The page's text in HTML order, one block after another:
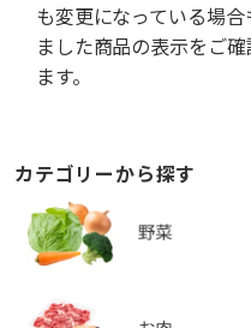
も変更になっている場
ました商品の表示をご
ます。
カテゴリーから探す